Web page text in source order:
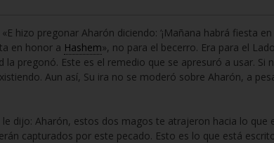
hizo pregonar Aharón diciendo: ‘¡Mañana habrá fiesta
en honor a Hashem», no para el becerro. Era para el
la pregonó. Este es el remedio que se apresuró a usar. Si
Aun así, Su ira no se moderó sobre Aharón, a
le dijo: Aharón, estos dos magos te atrajeron hacia lo que
capturados por este pecado. Esto es lo que está